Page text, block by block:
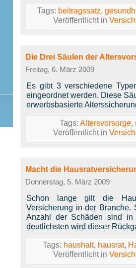
Tags: beitragssatz,
Veröffentlicht in
Die Drei Säulen der
Freitag, 6. März 2009
Es gibt 3 verschiedene
eingeordnet werden. Diese
erwerbsbasierte
Tags: Altersvorsorge,
Veröffentlicht in
Macht die
Donnerstag, 5. März 2009
Schon lange gilt die
Versicherung in der
Anzahl der Schäden sind in
deutlichsten wird dieser
Tags: haushalt, hausrat,
Veröffentlicht in